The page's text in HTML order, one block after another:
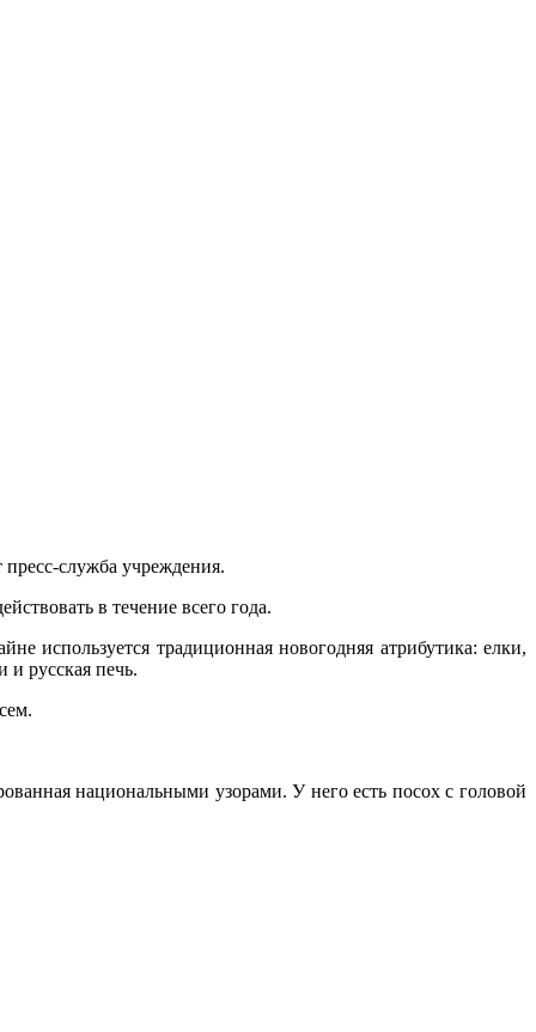
служба учреждения.
в течение всего года.
используется традиционная новогодняя атрибутика: елки,
русская печь.
национальными узорами. У него есть посох с головой